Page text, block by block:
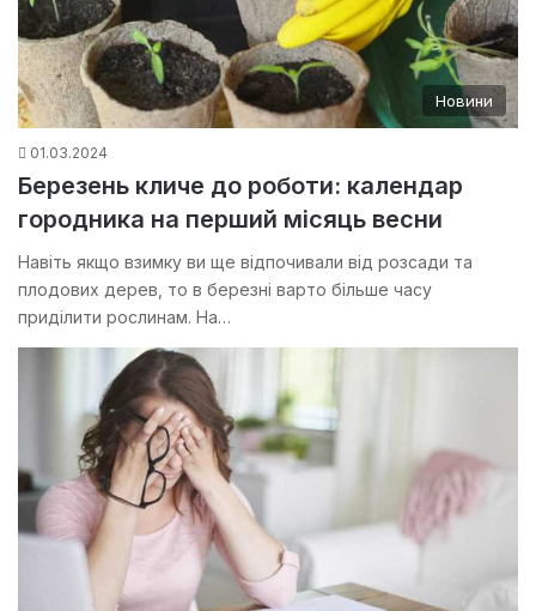
Новини
01.03.2024
Березень кличе до роботи: календар
городника на перший місяць весни
Навіть якщо взимку ви ще відпочивали від розсади та
плодових дерев, то в березні варто більше часу
приділити рослинам. На…